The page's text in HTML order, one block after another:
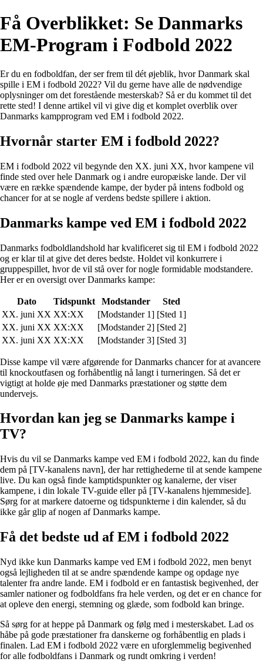
Få Overblikket: Se Danmarks
EM-Program i Fodbold 2022
Er du en fodboldfan, der ser frem til dét øjeblik, hvor Danmark skal
spille i EM i fodbold 2022? Vil du gerne have alle de nødvendige
oplysninger om det forestående mesterskab? Så er du kommet til det
rette sted! I denne artikel vil vi give dig et komplet overblik over
Danmarks kampprogram ved EM i fodbold 2022.
Hvornår starter EM i fodbold 2022?
EM i fodbold 2022 vil begynde den XX. juni XX, hvor kampene vil
finde sted over hele Danmark og i andre europæiske lande. Der vil
være en række spændende kampe, der byder på intens fodbold og
chancer for at se nogle af verdens bedste spillere i aktion.
Danmarks kampe ved EM i fodbold 2022
Danmarks fodboldlandshold har kvalificeret sig til EM i fodbold 2022
og er klar til at give det deres bedste. Holdet vil konkurrere i
gruppespillet, hvor de vil stå over for nogle formidable modstandere.
Her er en oversigt over Danmarks kampe:
Dato Tidspunkt Modstander
Sted
XX. juni XX XX:XX [Modstander 1] [Sted 1]
XX. juni XX XX:XX [Modstander 2] [Sted 2]
XX. juni XX XX:XX [Modstander 3] [Sted 3]
Disse kampe vil være afgørende for Danmarks chancer for at avancere
til knockoutfasen og forhåbentlig nå langt i turneringen. Så det er
vigtigt at holde øje med Danmarks præstationer og støtte dem
undervejs.
Hvordan kan jeg se Danmarks kampe i
TV?
Hvis du vil se Danmarks kampe ved EM i fodbold 2022, kan du finde
dem på [TV-kanalens navn], der har rettighederne til at sende kampene
live. Du kan også finde kamptidspunkter og kanalerne, der viser
kampene, i din lokale TV-guide eller på [TV-kanalens hjemmeside].
Sørg for at markere datoerne og tidspunkterne i din kalender, så du
ikke går glip af nogen af Danmarks kampe.
Få det bedste ud af EM i fodbold 2022
Nyd ikke kun Danmarks kampe ved EM i fodbold 2022, men benyt
også lejligheden til at se andre spændende kampe og opdage nye
talenter fra andre lande. EM i fodbold er en fantastisk begivenhed, der
samler nationer og fodboldfans fra hele verden, og det er en chance for
at opleve den energi, stemning og glæde, som fodbold kan bringe.
Så sørg for at heppe på Danmark og følg med i mesterskabet. Lad os
håbe på gode præstationer fra danskerne og forhåbentlig en plads i
finalen. Lad EM i fodbold 2022 være en uforglemmelig begivenhed
for alle fodboldfans i Danmark og rundt omkring i verden!